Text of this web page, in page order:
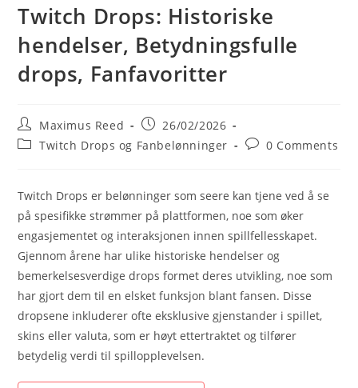
Twitch Drops: Historiske
hendelser, Betydningsfulle
drops, Fanfavoritter
Post
author:
Maximus Reed
Post
published:
26/02/2026
PostTwitch Drops og Fanbelønninger
Post0 Comments
Twitch Drops er belønninger som seere kan tjene ved å se
på spesifikke strømmer på plattformen, noe som øker
engasjementet og interaksjonen innen spillfellesskapet.
Gjennom årene har ulike historiske hendelser og
bemerkelsesverdige drops formet deres utvikling, noe som
har gjort dem til en elsket funksjon blant fansen. Disse
dropsene inkluderer ofte eksklusive gjenstander i spillet,
skins eller valuta, som er høyt ettertraktet og tilfører
betydelig verdi til spillopplevelsen.